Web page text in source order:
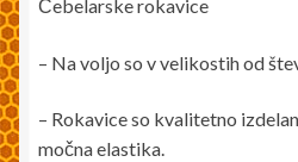
Čebelarske rokavice
– Na voljo so v velikostih od
– Rokavice so kvalitetno
močna elastika.